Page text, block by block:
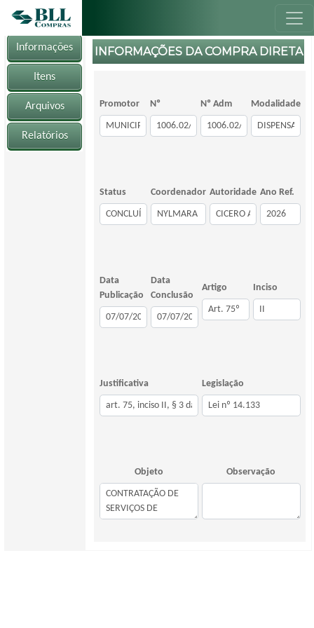
Informações
Itens
Arquivos
Relatórios
INFORMAÇÕES DA COMPRA DIRETA
Promotor Nº Nº Adm Modalidade
Status Coordenador Autoridade Ano Ref.
Data
Publicação
Data
Conclusão
Artigo Inciso
Justificativa Legislação
Objeto Observação